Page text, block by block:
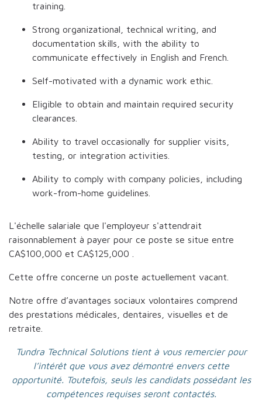
training.
Strong organizational, technical writing, and
documentation skills, with the ability to
communicate effectively in English and French.
Self-motivated with a dynamic work ethic.
Eligible to obtain and maintain required security
clearances.
Ability to travel occasionally for supplier visits,
testing, or integration activities.
Ability to comply with company policies, including
work-from-home guidelines.
L'échelle salariale que l'employeur s'attendrait
raisonnablement à payer pour ce poste se situe entre
CA$100,000 et CA$125,000
Cette offre concerne un poste actuellement vacant.
Notre offre d’avantages sociaux volontaires comprend
des prestations médicales, dentaires, visuelles et de
retraite.
Tundra Technical Solutions tient à vous remercier pour
l’intérêt que vous avez démontré envers cette
opportunité. Toutefois, seuls les candidats possédant les
compétences requises seront contactés.